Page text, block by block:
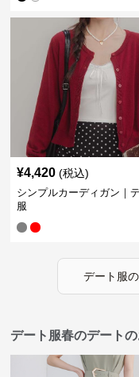
¥4,420 (税込)
シンプルカーディガン｜
服
デート服の
デート服春のデート